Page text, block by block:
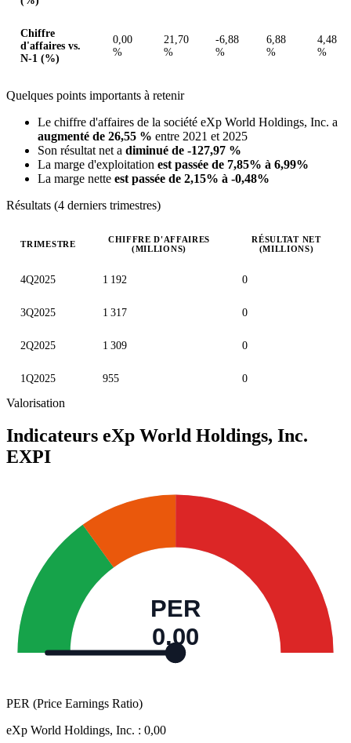
Chiffre
d'affaires vs.
N-1 (%)
0,00
%
21,70
%
-6,88
%
6,88
%
4,48
%
Quelques points importants à retenir
Le chiffre d'affaires de la société eXp World Holdings, Inc. a
augmenté de 26,55 % entre 2021 et 2025
Son résultat net a diminué de -127,97 %
La marge d'exploitation est passée de 7,85% à 6,99%
La marge nette est passée de 2,15% à -0,48%
Résultats (4 derniers trimestres)
TRIMESTRE
CHIFFRE D'AFFAIRES
(MILLIONS)
RÉSULTAT NET
(MILLIONS)
4Q2025 1 192 0
3Q2025 1 317 0
2Q2025 1 309 0
1Q2025 955 0
Valorisation
Indicateurs eXp World Holdings, Inc.
EXPI
PER
0,00
PER (Price Earnings Ratio)
eXp World Holdings, Inc. : 0,00